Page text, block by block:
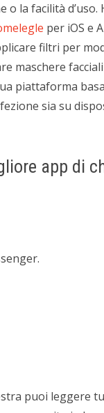
o la facilità
per iOS e
filtri per
maschere
piattaforma
sia su
app di
puoi leggere